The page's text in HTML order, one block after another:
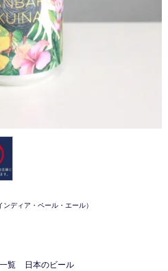
ンディア・ペール・エール）
覧 日本のビール